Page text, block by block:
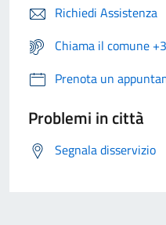
Richiedi Assistenza
Chiama il comune
Prenota un
Problemi in città
Segnala disservizio